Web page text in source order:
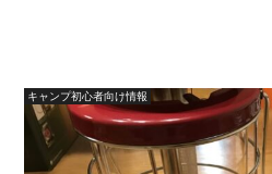
キャンプ初心者向け情報